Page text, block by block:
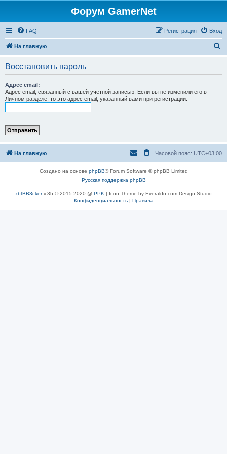
Форум GamerNet
FAQ Вход
Регистрация
На главную
Восстановить пароль
Адрес email:
Адрес email, связанный с вашей учётной записью. Если вы не изменили его в
Личном разделе, то это адрес email, указанный вами при регистрации.
На главную Часовой пояс: UTC+03:00
Создано на основе phpBB® Forum Software © phpBB Limited
Русская поддержка phpBB
xbtBB3ckerv.3h © 2015-2020 @ PPK | Icon Theme by Everaldo.com Design Studio
Конфиденциальность| Правила